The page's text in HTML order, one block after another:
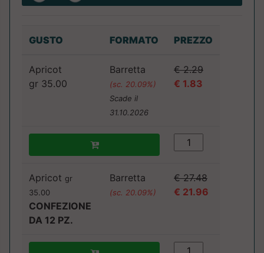
GUSTO FORMATO PREZZO
Apricot
gr 35.00
Barretta
(sc. 20.09%)
Scade il
31.10.2026
€ 2.29
€ 1.83
Apricot gr
35.00
CONFEZIONE
DA 12 PZ.
Barretta
(sc. 20.09%)
€ 27.48
€ 21.96